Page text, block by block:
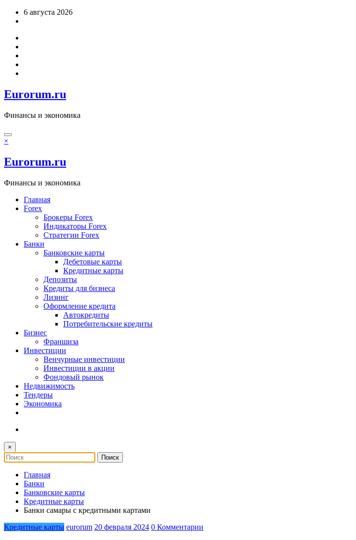
Перейти6 августа 2026
Eurorum.ru
Финансы и экономика
×
Eurorum.ru
Финансы и экономика
Главная
Forex
Брокеры Forex
Индикаторы Forex
Стратегии Forex
Банки
Банковские карты
Дебетовые карты
Кредитные карты
Депозиты
Кредиты для бизнеса
Лизинг
Оформление кредита
Автокредиты
Потребительские кредиты
Бизнес
Франшиза
Инвестиции
Венчурные инвестиции
Инвестиции в акции
Фондовый рынок
Недвижимость
Тендеры
Экономика
×
Главная
Банки
Банковские карты
Кредитные карты
Банки самары с кредитными картами
Кредитные карты eurorum 20 февраля 2024 0 Комментарии